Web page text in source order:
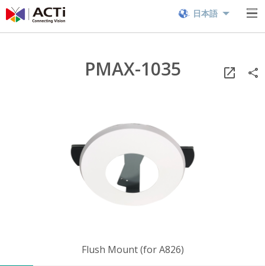
日本語
PMAX-1035
Flush Mount (for A826)